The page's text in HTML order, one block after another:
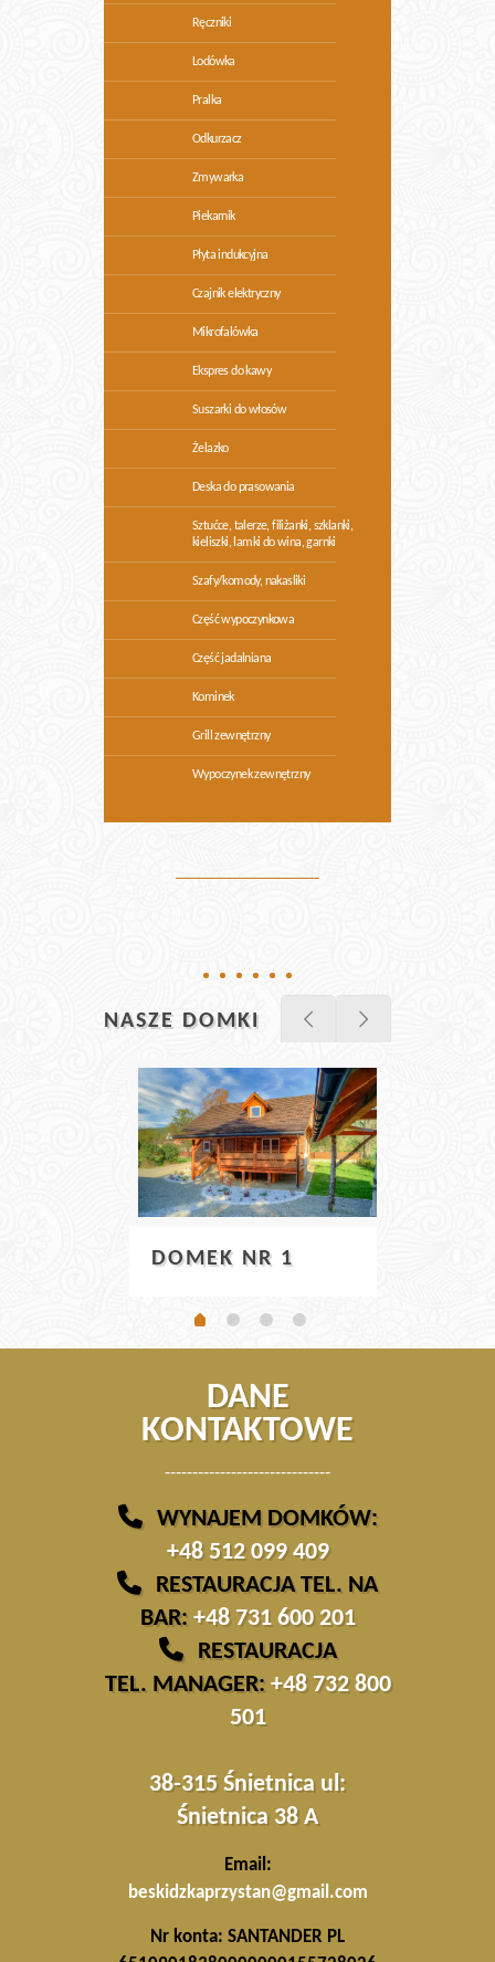
Ręczniki
Lodówka
Pralka
Odkurzacz
Zmywarka
Piekarnik
Płyta indukcyjna
Czajnik elektryczny
Mikrofalówka
Ekspres do kawy
Suszarki do włosów
Żelazko
Deska do prasowania
Sztućce, talerze, filiżanki, szklanki,
kieliszki, lamki do wina, garnki
Szafy/komody, nakasliki
Część wypoczynkowa
Część jadalniana
Kominek
Grill zewnętrzny
Wypoczynek zewnętrzny
NASZE DOMKI
DOMEK NR 1
DANE
KONTAKTOWE
------------------------------
WYNAJEM DOMKÓW:
+48 512 099 409
RESTAURACJA TEL. NA
BAR: +48 731 600 201
RESTAURACJA
TEL. MANAGER: +48 732 800
501
38-315 Śnietnica ul:
Śnietnica 38 A
Email:
beskidzkaprzystan@gmail.com
Nr konta: SANTANDER PL